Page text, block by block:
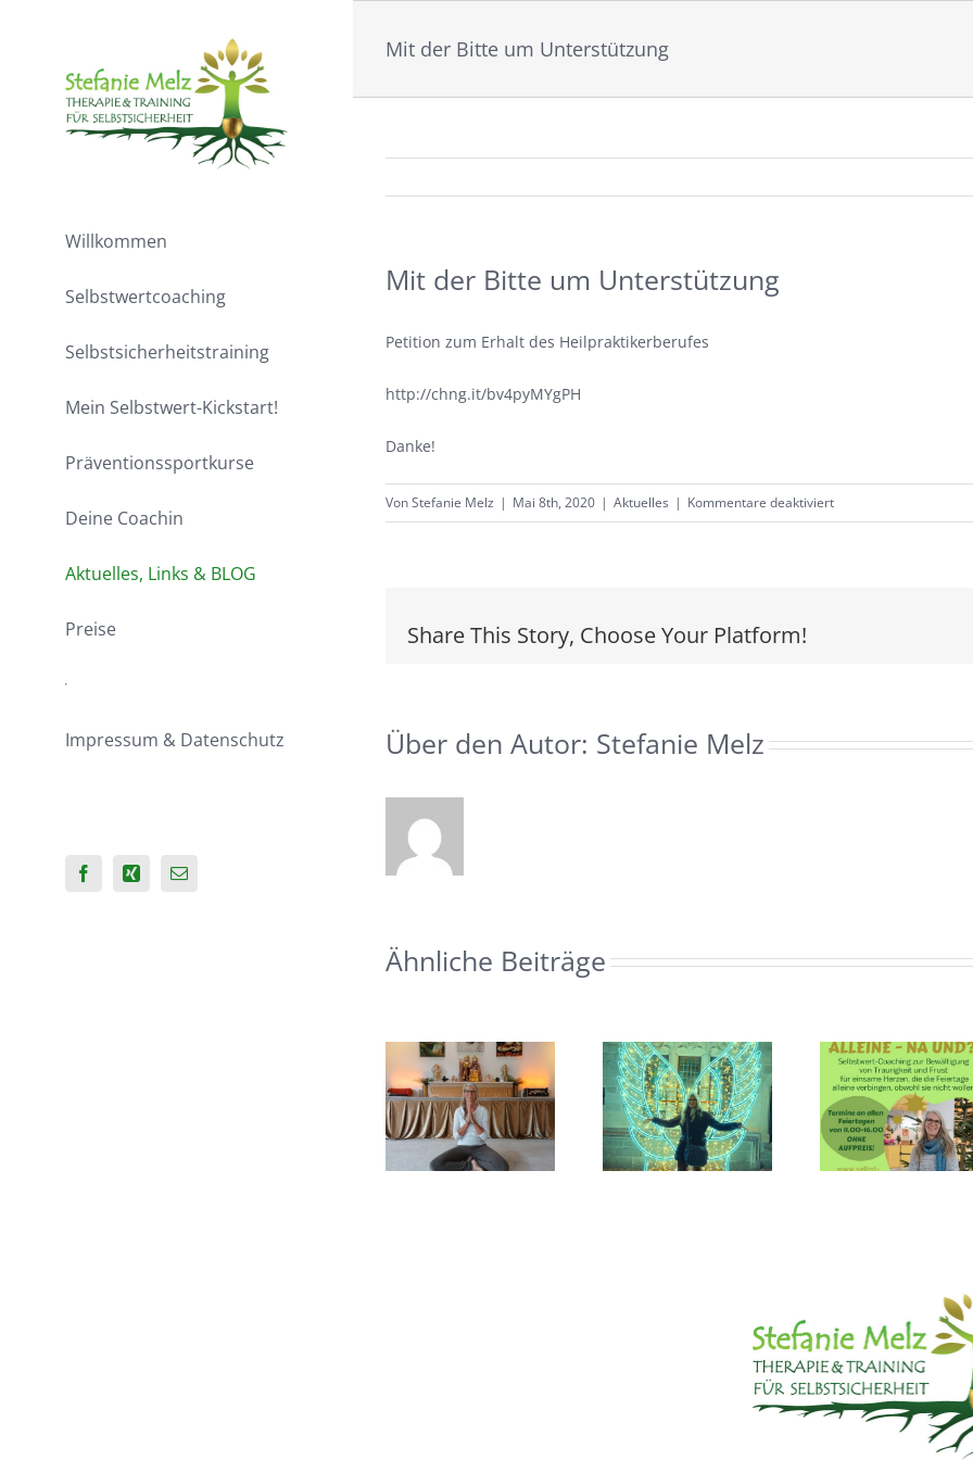
Willkommen
Selbstwertcoaching
Selbstsicherheitstraining
Mein Selbstwert-Kickstart!
Präventionssportkurse
Deine Coachin
Aktuelles, Links & BLOG
Preise
Impressum & Datenschutz
FacebookXing
E-
Mit der Bitte um Unterstützung
Mit der Bitte um Unterstützung
Petition zum Erhalt des Heilpraktikerberufes
http://chng.it/bv4pyMYgPH
Danke!
VonStefanie Melz | Mai 8th, 2020 | Aktuelles | Kommentare deaktiviertfür
Mit
Share This Story, Choose Your Platform!
Über den Autor: Stefanie Melz
Ähnliche Beiträge
NEUBEGINN
2026
WEIHNACHTEN
ALLEINE –
NA UND?!
E-mail-
Ausfall
01.11.-